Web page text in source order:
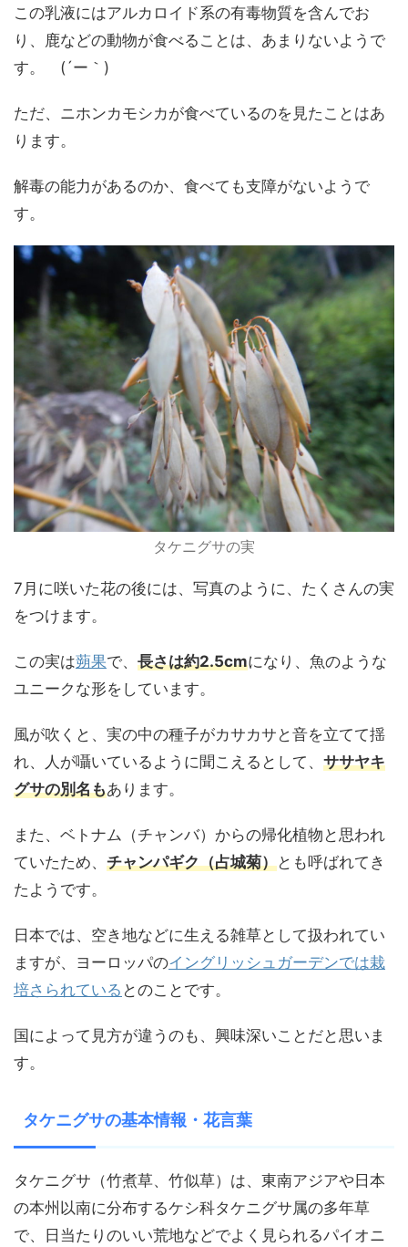
この乳液にはアルカロイド系の有毒物質を含んでお
り、鹿などの動物が食べることは、あまりないようで
す。 (´ー｀)
ただ、ニホンカモシカが食べているのを見たことはあ
ります。
解毒の能力があるのか、食べても支障がないようで
す。
タケニグサの実
7月に咲いた花の後には、写真のように、たくさんの実
をつけます。
この実は蒴果で、 長さは約2.5cmになり、魚のような
ユニークな形をしています。
風が吹くと、実の中の種子がカサカサと音を立てて揺
れ、人が囁いているように聞こえるとして、 ササヤキ
グサの別名もあります。
また、ベトナム（チャンバ）からの帰化植物と思われ
ていたため、 チャンパギク（占城菊）とも呼ばれてき
たようです。
日本では、空き地などに生える雑草として扱われてい
ますが、ヨーロッパのイングリッシュガーデンでは栽
培さられている とのことです。
国によって見方が違うのも、興味深いことだと思いま
す。
タケニグサの基本情報・花言葉
タケニグサ（竹煮草、竹似草）は、東南アジアや日本
の本州以南に分布するケシ科タケニグサ属の多年草
で、日当たりのいい荒地などでよく見られるパイオニ